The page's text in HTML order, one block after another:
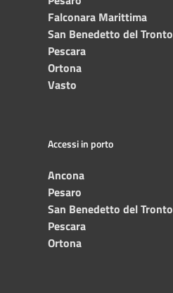
Falconara Marittima
San Benedetto del Tronto
Pescara
Ortona
Vasto
Accessi in porto
Ancona
Pesaro
San Benedetto del Tronto
Pescara
Ortona